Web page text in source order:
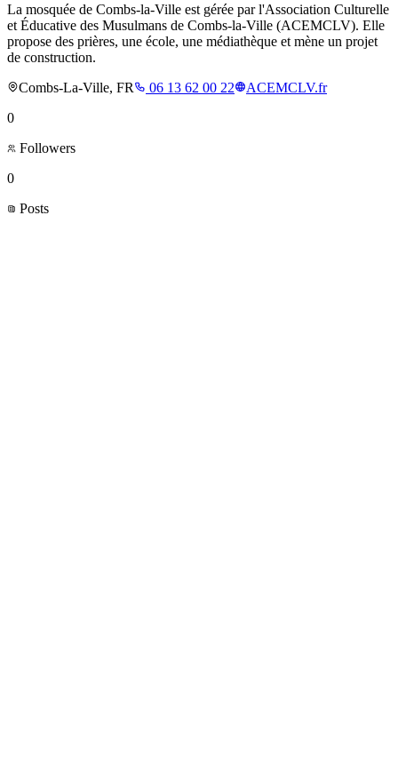
La mosquée de Combs-la-Ville est gérée par l'Association Culturelle
et Éducative des Musulmans de Combs-la-Ville (ACEMCLV). Elle
propose des prières, une école, une médiathèque et mène un projet
de construction.
Combs-La-Ville, FR
06 13 62 00 22
ACEMCLV.fr
0
Followers
0
Posts